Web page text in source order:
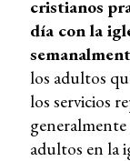
cristianos
día con la
los adultos
los servicios
generalmente
adultos en la